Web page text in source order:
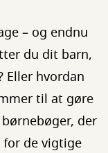
– og endnu
du dit barn,
Eller hvordan
til at gøre
der
de vigtige